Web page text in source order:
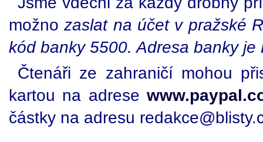
možnozaslat na účet v pražské
kód banky 5500. Adresa banky
Čtenáři ze zahraničí mohou
kartou na adrese
částky na adresu